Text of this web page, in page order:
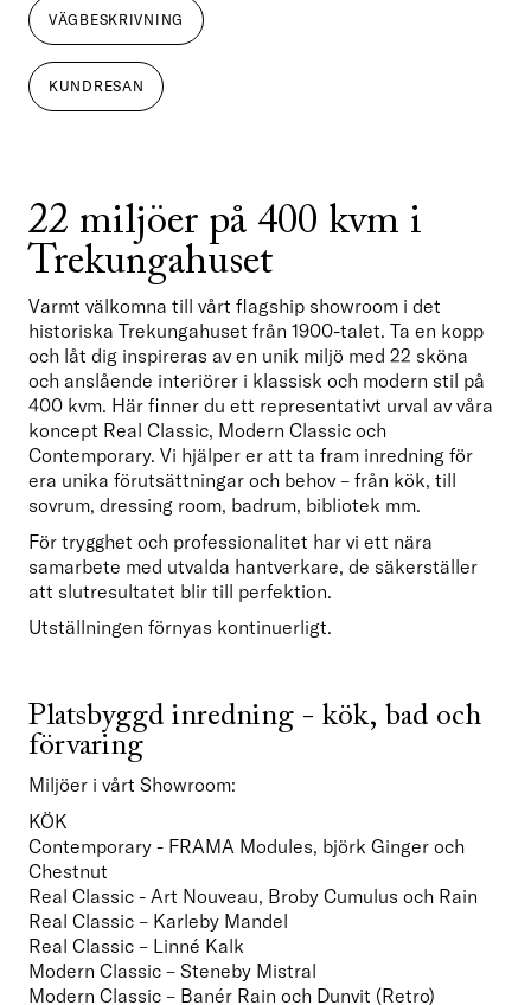
VÄGBESKRIVNING
KUNDRESAN
22 miljöer på 400 kvm i
Trekungahuset
Varmt välkomna till vårt flagship showroom i det
historiska Trekungahuset från 1900-talet. Ta en kopp
och låt dig inspireras av en unik miljö med 22 sköna
och anslående interiörer i klassisk och modern stil på
400 kvm. Här finner du ett representativt urval av våra
koncept Real Classic, Modern Classic och
Contemporary. Vi hjälper er att ta fram inredning för
era unika förutsättningar och behov – från kök, till
För trygghet och professionalitet har vi ett nära
samarbete med utvalda hantverkare, de säkerställer
Utställningen förnyas kontinuerligt.
Platsbyggd inredning - kök, bad och
förvaring
KÖK
Contemporary - FRAMA Modules, björk Ginger och
Chestnut
Real Classic - Art Nouveau, Broby Cumulus och Rain
Real Classic – Karleby Mandel
Real Classic – Linné Kalk
Modern Classic – Steneby Mistral
Modern Classic – Banér Rain och Dunvit (Retro)